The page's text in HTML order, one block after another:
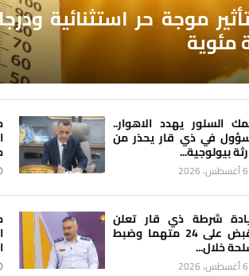
موجة حر استثنائية
مئوية
السلور يهدد الاهوار..
في ذي قار يحذر من
بيولوجية...
6 أغسطس، 2026
شرطة ذي قار تعلن
القبض على 24 متهما وضبط
خلال...
6 أغسطس، 2026